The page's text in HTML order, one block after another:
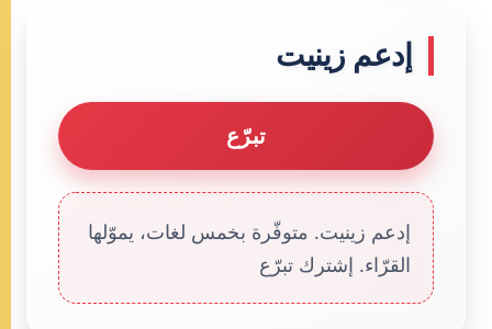
إدعم زينيت
تبرّع
إدعم زينيت. متوفّرة بخمس لغات، يموّلها
القرّاء. إشترك تبرّع